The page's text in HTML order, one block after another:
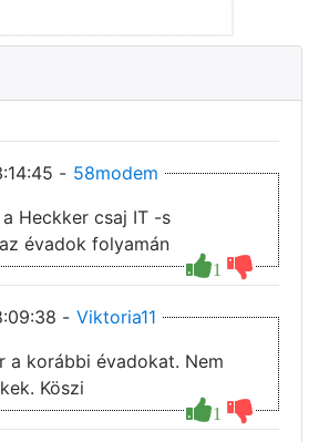
- 58modem
1
Heckker csaj IT -s
évadok folyamán
- Viktoria11
1
a korábbi évadokat. Nem
Köszi